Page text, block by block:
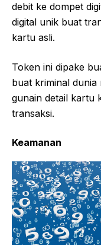
debit ke dompet
digital unik buat
kartu asli.
Token ini dipake
buat kriminal
gunain detail kartu
transaksi.
Keamanan